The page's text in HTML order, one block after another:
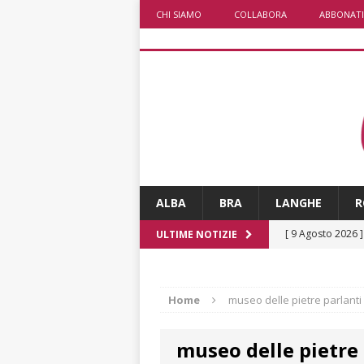
CHI SIAMO COLLABORA ABBONATI
ALBA BRA LANGHE
ULTIME NOTIZIE [ 9 Agosto 2026 ]
fiducia dei clienti
Home museo delle pietre parlanti
museo delle